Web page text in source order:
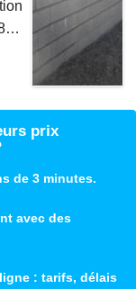
prix
de 3 minutes.
avec des
: tarifs, délais